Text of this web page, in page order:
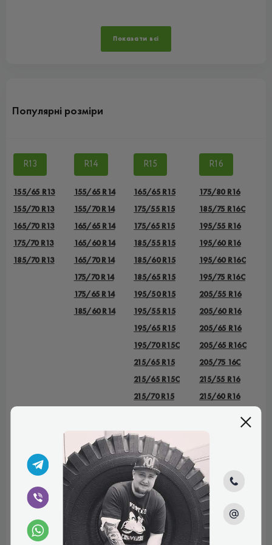
Показати всі
Популярні розміри
R13
155/65 R13
155/70 R13
165/70 R13
175/70 R13
185/70 R13
R14
155/65 R14
155/70 R14
165/65 R14
165/60 R14
165/70 R14
175/70 R14
175/65 R14
185/60 R14
R15
165/65 R15
175/55 R15
175/65 R15
185/55 R15
185/60 R15
185/65 R15
195/50 R15
195/55 R15
195/65 R15
195/70 R15C
215/65 R15
215/65 R15C
215/70 R15
235/75 R15
R16
175/80 R16
185/75 R16C
195/55 R16
195/60 R16
195/60 R16C
195/75 R16C
205/55 R16
205/60 R16
205/65 R16
205/65 R16C
205/75 16C
215/55 R16
215/60 R16
215/65 R16C
215/70 R16
225/55 R16
225/70 R16
225/75 R16
225/75 R16С